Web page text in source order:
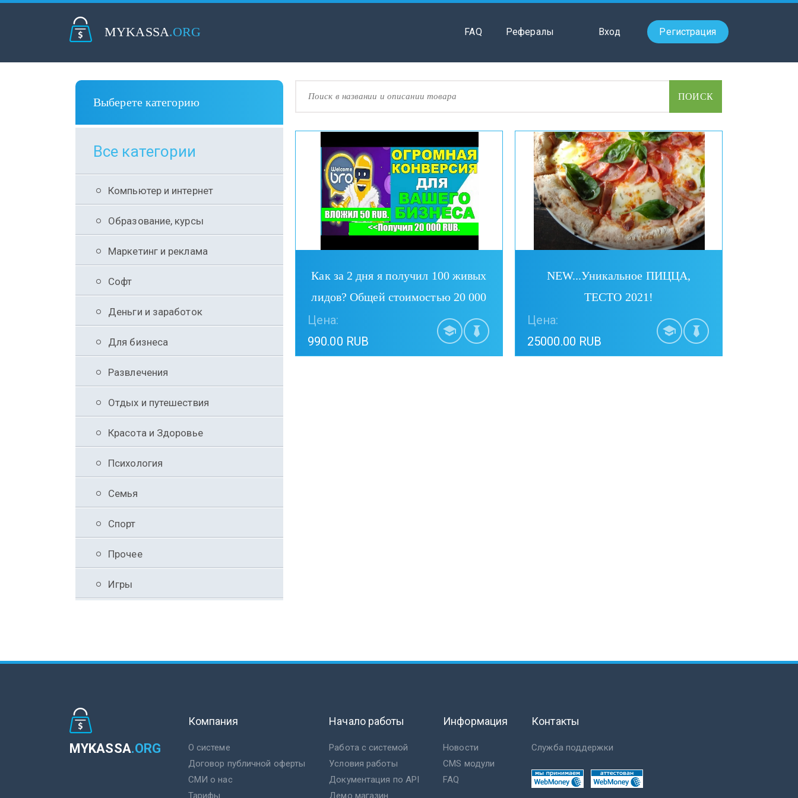
MYKASSA.ORG Вход Регистрация
FAQ Рефералы
Выберете категорию
Все категории
Компьютер и интернет
Образование, курсы
Маркетинг и реклама
Софт
Деньги и заработок
Для бизнеса
Развлечения
Отдых и путешествия
Красота и Здоровье
Психология
Семья
Спорт
Прочее
Игры
Как за 2 дня я получил 100 живых
лидов? Общей стоимостью 20 000
Цена:
990.00 RUB
NEW...Уникальное ПИЦЦА,
ТЕСТО 2021!
Цена:
25000.00 RUB
MYKASSA.ORG
Компания
О системе
Договор публичной оферты
СМИ о нас
Тарифы
Начало работы
Работа с системой
Условия работы
Документация по API
Демо магазин
Информация
Новости
CMS модули
FAQ
Контакты
Служба поддержки